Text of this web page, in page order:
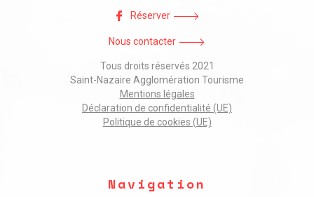
Réserver
Nous contacter
Tous droits réservés 2021
Saint-Nazaire Agglomération Tourisme
Mentions légales
Déclaration de confidentialité (UE)
Politique de cookies (UE)
Navigation